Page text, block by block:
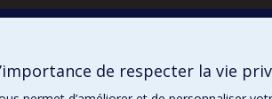
audiologie
de respecter la vie